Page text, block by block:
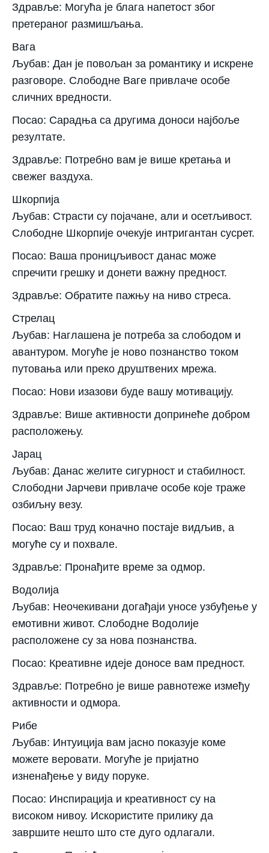
Здравље: Могућа је блага напетост због
претераног размишљања.
Вага
Љубав: Дан је повољан за романтику и искрене
разговоре. Слободне Ваге привлаче особе
сличних вредности.
Посао: Сарадња са другима доноси најбоље
резултате.
Здравље: Потребно вам је више кретања и
свежег ваздуха.
Шкорпија
Љубав: Страсти су појачане, али и осетљивост.
Слободне Шкорпије очекује интригантан сусрет.
Посао: Ваша проницљивост данас може
спречити грешку и донети важну предност.
Здравље: Обратите пажњу на ниво стреса.
Стрелац
Љубав: Наглашена је потреба за слободом и
авантуром. Могуће је ново познанство током
путовања или преко друштвених мрежа.
Посао: Нови изазови буде вашу мотивацију.
Здравље: Више активности допринеће добром
расположењу.
Јарац
Љубав: Данас желите сигурност и стабилност.
Слободни Јарчеви привлаче особе које траже
озбиљну везу.
Посао: Ваш труд коначно постаје видљив, а
могуће су и похвале.
Здравље: Пронађите време за одмор.
Водолија
Љубав: Неочекивани догађаји уносе узбуђење у
емотивни живот. Слободне Водолије
расположене су за нова познанства.
Посао: Креативне идеје доносе вам предност.
Здравље: Потребно је више равнотеже између
активности и одмора.
Рибе
Љубав: Интуиција вам јасно показује коме
можете веровати. Могуће је пријатно
изненађење у виду поруке.
Посао: Инспирација и креативност су на
високом нивоу. Искористите прилику да
завршите нешто што сте дуго одлагали.